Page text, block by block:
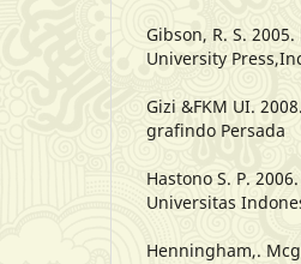
Gibson, R. S.
University
Gizi &FKM UI.
grafindo Persada
Hastono S. P.
Universitas
Henningham,.